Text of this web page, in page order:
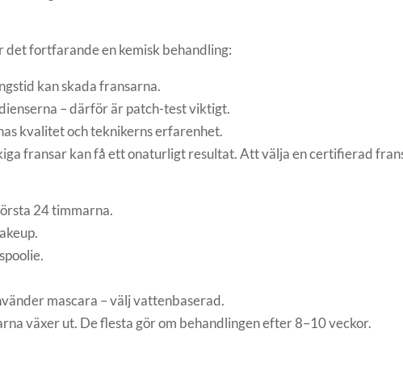
det fortfarande en kemisk behandling:
kan skada fransarna.
– därför är patch-test viktigt.
kvalitet och teknikerns erfarenhet.
fransar kan få ett onaturligt resultat. Att välja en certifierad
24 timmarna.
mascara – välj vattenbaserad.
växer ut. De flesta gör om behandlingen efter 8–10 veckor.